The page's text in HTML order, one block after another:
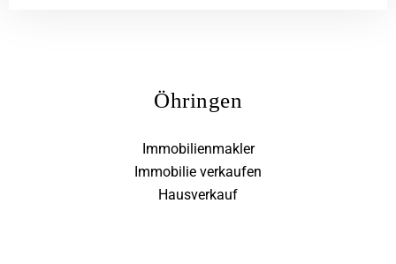
Öhringen
Immobilienmakler
Immobilie verkaufen
Hausverkauf